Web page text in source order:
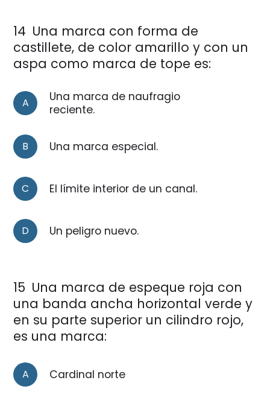
14 Una marca con forma de
castillete, de color amarillo y con un
aspa como marca de tope es:
A
Una marca de naufragio
reciente.
B Una marca especial.
C El límite interior de un canal.
D Un peligro nuevo.
15 Una marca de espeque roja con
una banda ancha horizontal verde y
en su parte superior un cilindro rojo,
es una marca:
A Cardinal norte